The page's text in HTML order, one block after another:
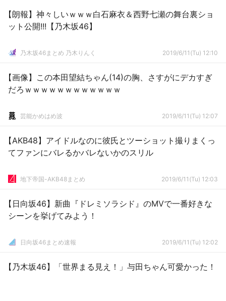
【朗報】神々しいｗｗｗ白石麻衣＆西野七瀬の舞台裏ショ
ット公開!!!【乃木坂46】
乃木坂46まとめ 乃木りんく 2019/6/11(Tu) 12:10
【画像】この本田望結ちゃん(14)の胸、さすがにデカすぎ
だろｗｗｗｗｗｗｗｗｗｗｗｗ
芸能かめはめ波 2019/6/11(Tu) 12:07
【AKB48】アイドルなのに彼氏とツーショット撮りまくっ
てファンにバレるかバレないかのスリル
地下帝国-AKB48まとめ 2019/6/11(Tu) 12:03
【日向坂46】新曲『ドレミソラシド』のMVで一番好きな
シーンを挙げてみよう！
日向坂46まとめ速報 2019/6/11(Tu) 12:02
【乃木坂46】「世界まる見え！」与田ちゃん可愛かった！